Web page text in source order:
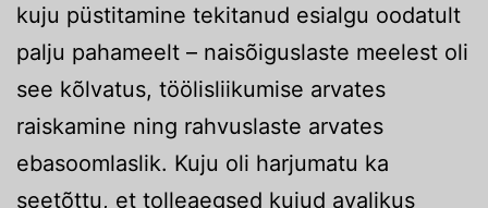
kuju püstitamine tekitanud esialgu oodatult
palju pahameelt – naisõiguslaste meelest oli
see kõlvatus, töölisliikumise arvates
raiskamine ning rahvuslaste arvates
ebasoomlaslik. Kuju oli harjumatu ka
seetõttu, et tolleaegsed kujud avalikus